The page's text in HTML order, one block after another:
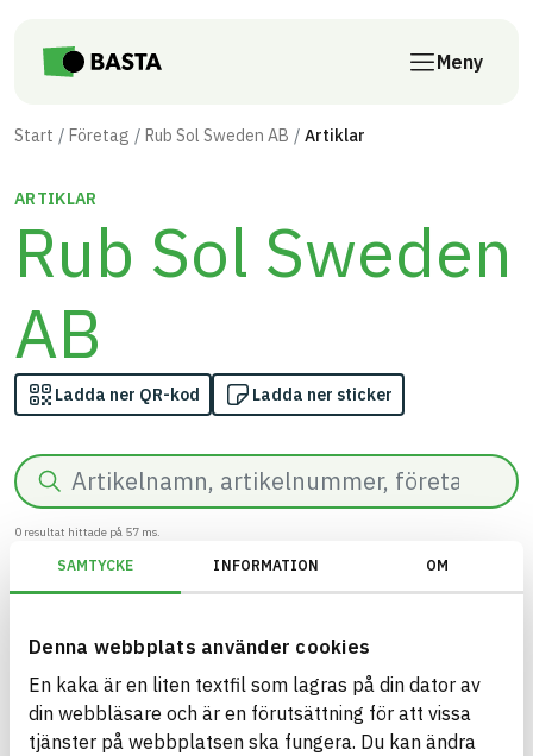
SAMTYCKE INFORMATION OM
Denna webbplats använder cookies
En kaka är en liten textfil som lagras på din dator av
din webbläsare och är en förutsättning för att vissa
tjänster på webbplatsen ska fungera. Du kan ändra
Meny
Start Företag Rub Sol Sweden AB Artiklar
ARTIKLAR
Rub Sol Sweden
AB
Ladda ner QR-kod Ladda ner sticker
Sök
0 resultat hittade på 57 ms.
Filter Återställ filter
Miljöbyggnad/Generation 2.X/Indikator 14 - Dokumentation av